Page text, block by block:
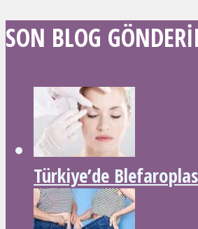
SON BLOG
Türkiye’de